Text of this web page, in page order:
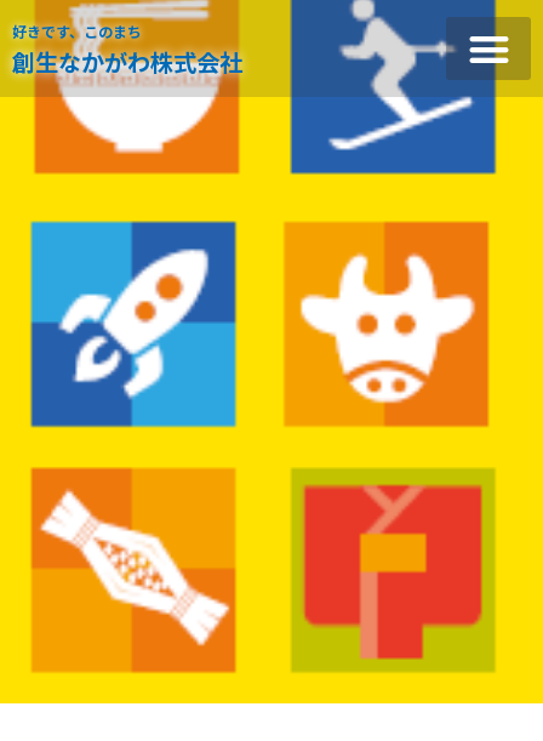
好きです、このまち
創生なかがわ株式会社